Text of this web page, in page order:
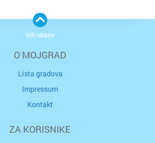
O MOJGRAD
Lista gradova
Impressum
Kontakt
ZA KORISNIKE
Vrh strane